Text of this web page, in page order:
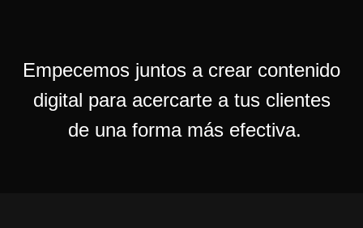
Empecemos juntos a crear contenido
digital para acercarte a tus clientes
de una forma más efectiva.